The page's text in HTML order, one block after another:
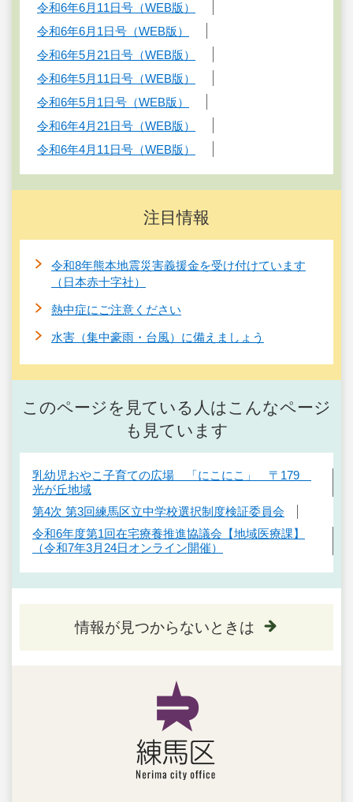
令和6年6月11日号（WEB版）
令和6年6月1日号（WEB版）
令和6年5月21日号（WEB版）
令和6年5月11日号（WEB版）
令和6年5月1日号（WEB版）
令和6年4月21日号（WEB版）
令和6年4月11日号（WEB版）
注目情報
令和8年熊本地震災害義援金を受け付けています
（日本赤十字社）
熱中症にご注意ください
水害（集中豪雨・台風）に備えましょう
このページを見ている人はこんなページ
も見ています
乳幼児おやこ子育ての広場 「にこにこ」 〒179
光が丘地域
第4次 第3回練馬区立中学校選択制度検証委員会
令和6年度第1回在宅療養推進協議会【地域医療課】
（令和7年3月24日オンライン開催）
情報が見つからないときは